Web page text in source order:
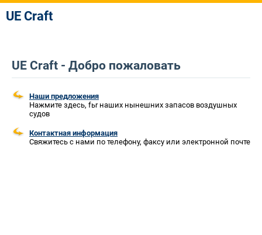
UE Craft
UE Craft - Добро пожаловать
Наши предложения
Нажмите здесь, fьr наших нынешних запасов воздушных
судов
Контактная информация
Свяжитесь с нами по телефону, факсу или электронной почте